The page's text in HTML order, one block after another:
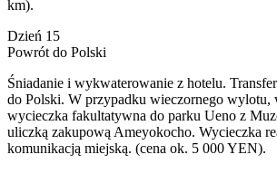
km).
Dzień 15
Powrót do Polski
Śniadanie i wykwaterowanie z hotelu.
do Polski. W przypadku wieczornego wylotu,
wycieczka fakultatywna do parku Ueno z
uliczką zakupową Ameyokocho. Wycieczka
komunikacją miejską. (cena ok. 5 000 YEN).